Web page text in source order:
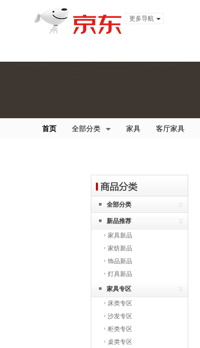
更多导航
首页 全部分类 家具 客厅家具
全部分类
新品推荐
家具新品
家纺新品
饰品新品
灯具新品
家具专区
床类专区
沙发专区
柜类专区
桌类专区